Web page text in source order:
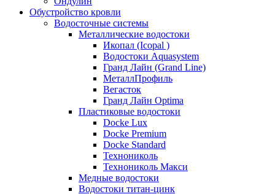
Обустройство кровли
Водосточные системы
Металлические водостоки
Икопал (Icopal )
Водостоки Aquasystem
Гранд Лайн (Grand Line)
МеталлПрофиль
Вегасток
Гранд Лайн Optima
Пластиковые водостоки
Docke Lux
Docke Premium
Docke Standard
Технониколь
Технониколь Макси
Медные водостоки
Водостоки титан-цинк